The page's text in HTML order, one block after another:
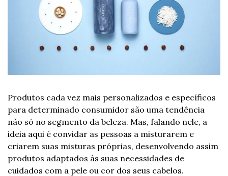
Produtos cada vez mais personalizados e específicos
para determinado consumidor são uma tendência
não só no segmento da beleza. Mas, falando nele, a
ideia aqui é convidar as pessoas a misturarem e
criarem suas misturas próprias, desenvolvendo assim
produtos adaptados às suas necessidades de
cuidados com a pele ou cor dos seus cabelos.